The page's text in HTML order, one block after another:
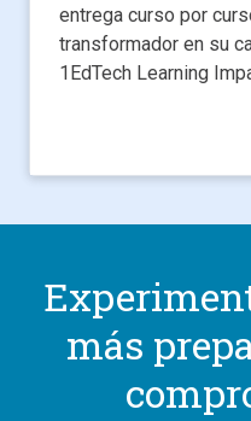
entrega curso por
transformador en su
1EdTech Learning
más